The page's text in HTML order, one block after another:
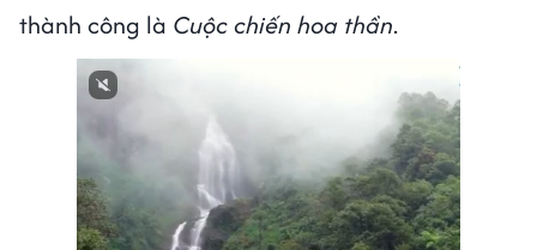
thành công là Cuộc chiến hoa thần.
Next video in 1 Cancel